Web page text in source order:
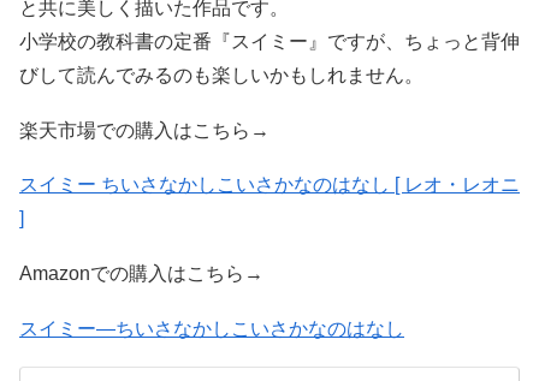
と共に美しく描いた作品です。
小学校の教科書の定番『スイミー』ですが、ちょっと背伸
びして読んでみるのも楽しいかもしれません。
楽天市場での購入はこちら→
スイミー ちいさなかしこいさかなのはなし [ レオ・レオニ
]
Amazonでの購入はこちら→
スイミー―ちいさなかしこいさかなのはなし